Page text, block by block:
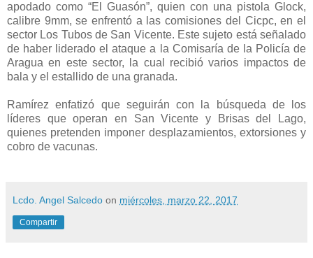
apodado como “El Guasón”, quien con una pistola Glock,
calibre 9mm, se enfrentó a las comisiones del Cicpc, en el
sector Los Tubos de San Vicente. Este sujeto está señalado
de haber liderado el ataque a la Comisaría de la Policía de
Aragua en este sector, la cual recibió varios impactos de
bala y el estallido de una granada.
Ramírez enfatizó que seguirán con la búsqueda de los
líderes que operan en San Vicente y Brisas del Lago,
quienes pretenden imponer desplazamientos, extorsiones y
cobro de vacunas.
Lcdo. Angel Salcedo on miércoles, marzo 22, 2017
Compartir